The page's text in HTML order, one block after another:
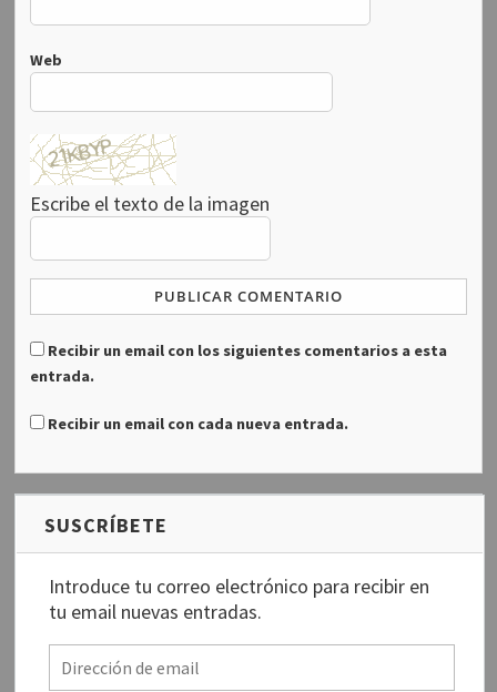
Web
Escribe el texto de la imagen
Recibir un email con los siguientes comentarios a esta
entrada.
Recibir un email con cada nueva entrada.
SUSCRÍBETE
Introduce tu correo electrónico para recibir en
tu email nuevas entradas.